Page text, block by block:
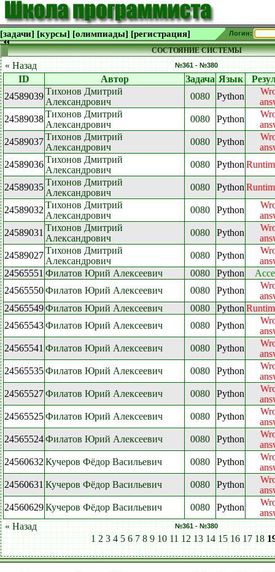
[задачи] [курсы] [олимпиады] [регистрация] Логин:
СОСТОЯНИЕ СИСТЕМЫ
« Назад №361 - №380
ID Автор Задача Язык
24589039Тихонов Дмитрий
Александрович
0080 Python
24589038Тихонов Дмитрий
Александрович
0080 Python
24589037Тихонов Дмитрий
Александрович
0080 Python
24589036Тихонов Дмитрий
Александрович
0080 Python
24589035Тихонов Дмитрий
Александрович
0080 Python
24589032 Тихонов Дмитрий
Александрович
0080 Python
24589031 Тихонов Дмитрий
Александрович
0080 Python
24589027Тихонов Дмитрий
Александрович
0080 Python
24565551 Филатов Юрий Алексеевич 0080 Python
24565550Филатов Юрий Алексеевич 0080 Python
24565549Филатов Юрий Алексеевич 0080 Python
24565543Филатов Юрий Алексеевич 0080 Python
24565541 Филатов Юрий Алексеевич 0080 Python
24565535Филатов Юрий Алексеевич 0080 Python
24565527Филатов Юрий Алексеевич 0080 Python
24565525Филатов Юрий Алексеевич 0080 Python
24565524Филатов Юрий Алексеевич 0080 Python
24560632 Кучеров Фёдор Васильевич 0080 Python
24560631 Кучеров Фёдор Васильевич 0080 Python
24560629Кучеров Фёдор Васильевич 0080 Python
« Назад
№361 - №380
1 2 3 4 5 6 7 8 9 10 11 12 13 14 15 16 17 18